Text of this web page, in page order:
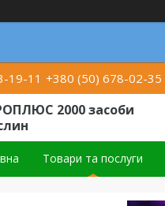
19-11 +380 (50) 678-02-35
2000 засоби
Товари та послуги